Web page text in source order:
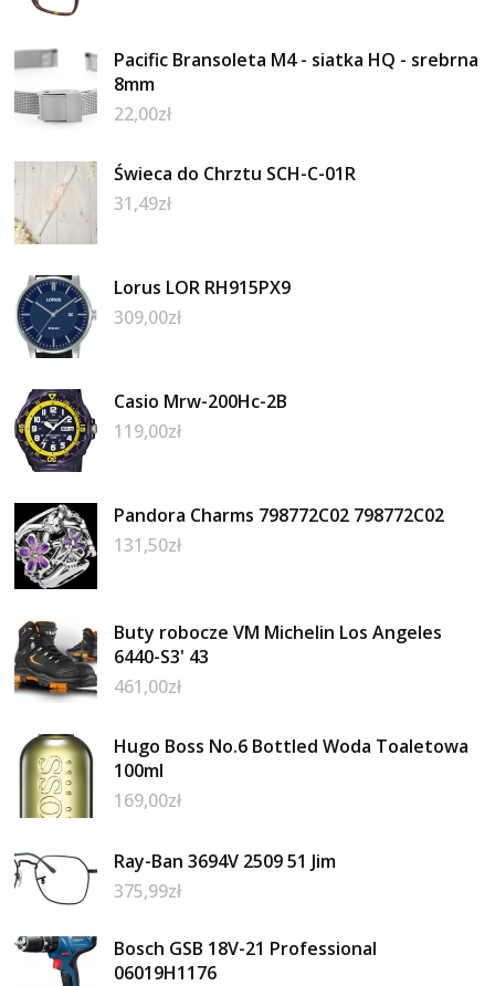
Pacific Bransoleta M4 - siatka HQ - srebrna
8mm
22,00zł
Świeca do Chrztu SCH-C-01R
31,49zł
Lorus LOR RH915PX9
309,00zł
Casio Mrw-200Hc-2B
119,00zł
Pandora Charms 798772C02 798772C02
131,50zł
Buty robocze VM Michelin Los Angeles
6440-S3' 43
461,00zł
Hugo Boss No.6 Bottled Woda Toaletowa
100ml
169,00zł
Ray-Ban 3694V 2509 51 Jim
375,99zł
Bosch GSB 18V-21 Professional
06019H1176